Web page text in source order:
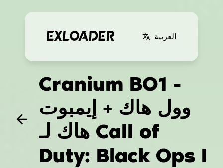
العربية
Cranium BO1 -
وول هاك + إيمبوت
هاك لـ Call of
Duty: Black Ops I